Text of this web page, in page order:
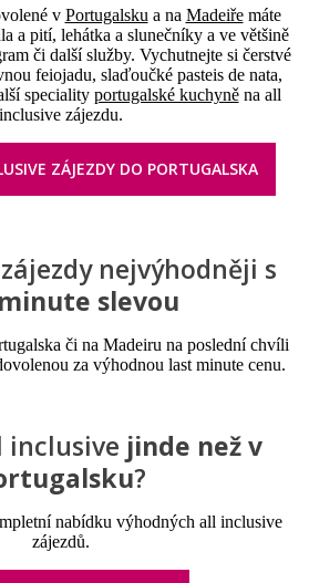
v Portugalsku a na Madeiřemáte
a pití, lehátka a slunečníky a ve většině
či další služby. Vychutnejte si čerstvé
feiojadu, slaďoučké pasteis de nata,
speciality portugalské kuchyněna all
inclusive zájezdu.
ZÁJEZDY DO PORTUGALSKA
nejvýhodněji s
slevou
či na Madeiru na poslední chvíli
za výhodnou last minute cenu.
inclusive jinde než v
?
nabídku výhodných all inclusive
zájezdů.